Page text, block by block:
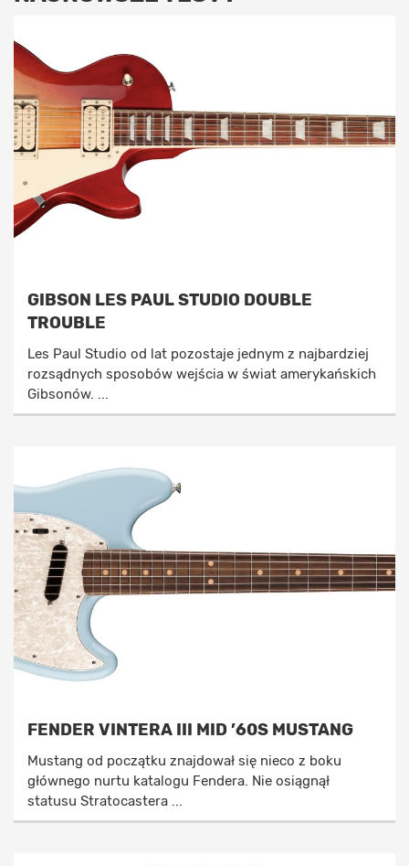
GIBSON LES PAUL STUDIO DOUBLE
TROUBLE
Les Paul Studio od lat pozostaje jednym z najbardziej
rozsądnych sposobów wejścia w świat amerykańskich
Gibsonów. ...
FENDER VINTERA III MID ’60S MUSTANG
Mustang od początku znajdował się nieco z boku
głównego nurtu katalogu Fendera. Nie osiągnął
statusu Stratocastera ...